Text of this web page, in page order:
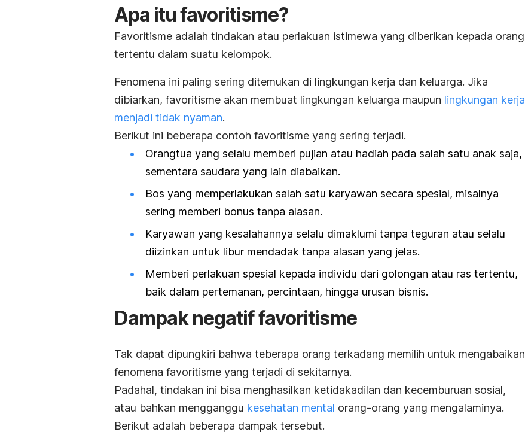
Apa itu favoritisme?
Favoritisme adalah tindakan atau perlakuan istimewa yang diberikan kepada orang
tertentu dalam suatu kelompok.
Fenomena ini paling sering ditemukan di lingkungan kerja dan keluarga. Jika
dibiarkan, favoritisme akan membuat lingkungan keluarga maupun lingkungan kerja
menjadi tidak nyaman.
Berikut ini beberapa contoh favoritisme yang sering terjadi.
Orangtua yang selalu memberi pujian atau hadiah pada salah satu anak saja,
sementara saudara yang lain diabaikan.
Bos yang memperlakukan salah satu karyawan secara spesial, misalnya
sering memberi bonus tanpa alasan.
Karyawan yang kesalahannya selalu dimaklumi tanpa teguran atau selalu
diizinkan untuk libur mendadak tanpa alasan yang jelas.
Memberi perlakuan spesial kepada individu dari golongan atau ras tertentu,
baik dalam pertemanan, percintaan, hingga urusan bisnis.
Dampak negatif favoritisme
Tak dapat dipungkiri bahwa teberapa orang terkadang memilih untuk mengabaikan
fenomena favoritisme yang terjadi di sekitarnya.
Padahal, tindakan ini bisa menghasilkan ketidakadilan dan kecemburuan sosial,
atau bahkan mengganggu kesehatan mental orang-orang yang mengalaminya.
Berikut adalah beberapa dampak tersebut.